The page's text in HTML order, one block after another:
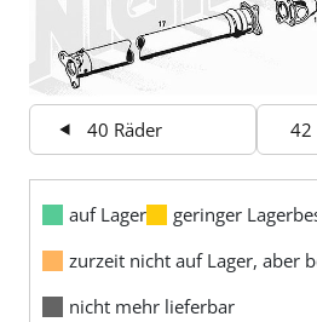
40 Räder 42
auf Lager
geringer
zurzeit nicht auf Lager, aber
nicht mehr lieferbar